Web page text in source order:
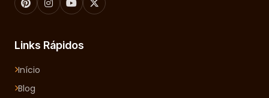
Links Rápidos
Início
Blog